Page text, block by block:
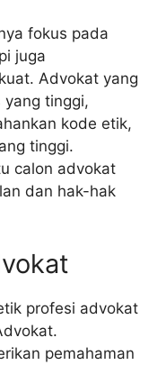
fokus pada
juga
Advokat yang
yang tinggi,
kode etik,
tinggi.
calon advokat
dan hak-hak
profesi advokat
pemahaman